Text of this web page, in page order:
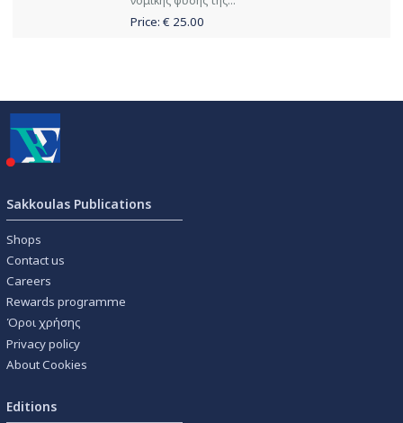
Price: € 25.00
Sakkoulas Publications
Shops
Contact us
Careers
Rewards programme
Όροι χρήσης
Privacy policy
About Cookies
Editions